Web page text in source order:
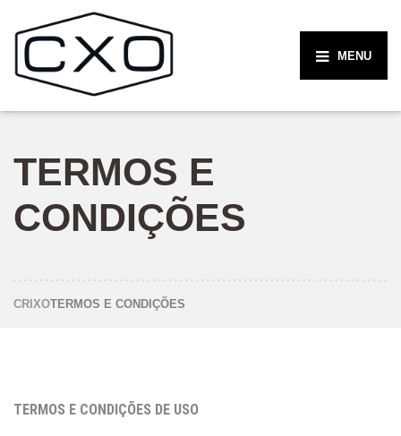
MENU
TERMOS E
CONDIÇÕES
CRIXOTERMOS E CONDIÇÕES
TERMOS E CONDIÇÕES DE USO